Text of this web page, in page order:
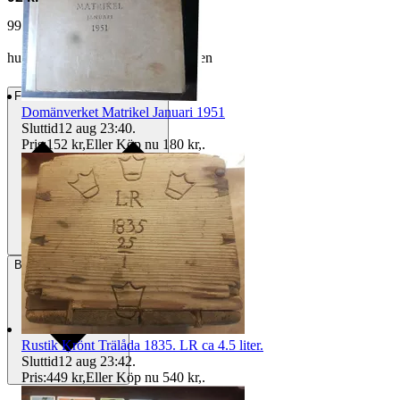
99 kr med köparskydd.
humorous_somphon vann auktionen
FraktFri frakt Annat fraktsätt
BetalningVia Tradera
Domänverket Matrikel Januari 1951
Sluttid12 aug 23:40.
Pris:152 kr,Eller Köp nu 180 kr,.
Rustik Krönt Trälåda 1835. LR ca 4.5 liter.
Sluttid12 aug 23:42.
Pris:449 kr,Eller Köp nu 540 kr,.